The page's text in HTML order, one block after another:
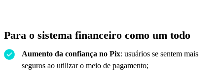
Para o sistema financeiro como um todo
Aumento da confiança no Pix: usuários se sentem mais
seguros ao utilizar o meio de pagamento;